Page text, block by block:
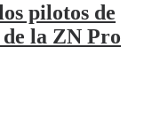
pilotos de
de la ZN Pro